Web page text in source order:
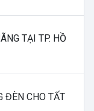
TẠI TP. HỒ
ĐÈN CHO TẤT